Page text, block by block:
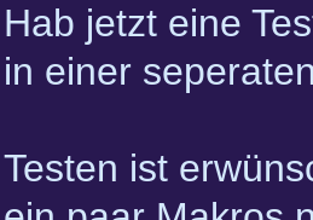
Hab jetzt eine
in einer
Testen ist